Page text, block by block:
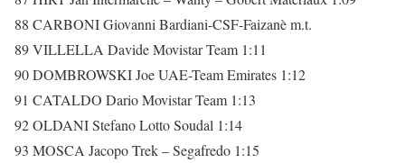
88 CARBONI Giovanni Bardiani-CSF-Faizanè m.t.
89 VILLELLA Davide Movistar Team 1:11
90 DOMBROWSKI Joe UAE-Team Emirates 1:12
91 CATALDO Dario Movistar Team 1:13
92 OLDANI Stefano Lotto Soudal 1:14
93 MOSCA Jacopo Trek – Segafredo 1:15